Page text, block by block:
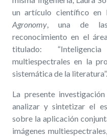
un artículo científico en
Agronomy , una de
reconocimiento en el
titulado:
multiespectrales en la
sistemática de la literatura”.
La presente
analizar y sintetizar el
sobre la aplicación
imágenes